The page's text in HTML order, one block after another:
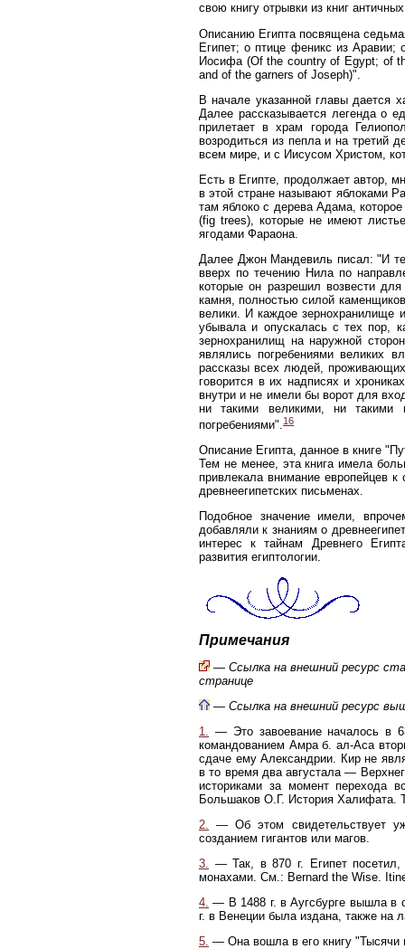
свою книгу отрывки из книг
Описанию Египта посвящена
Египет; о птице феникс из Аравии;
Иосифа (Of the country of Egypt; of
and of the garners of Joseph)".
В начале указанной главы дается
Далее рассказывается легенда о
прилетает в храм города
возродиться из пепла и на третий
всем мире, и с Иисусом Христом,
Есть в Египте, продолжает автор,
в этой стране называют яблоками
там яблоко с дерева Адама,
(fig trees), которые не имеют
ягодами Фараона.
Далее Джон Мандевиль писал: "И
вверх по течению Нила по
которые он разрешил возвести
камня, полностью силой
велики. И каждое зернохранилище
убывала и опускалась с тех пор,
зернохранилищ на наружной
являлись погребениями великих
рассказы всех людей,
говорится в их надписях и
внутри и не имели бы ворот для
ни такими великими, ни такими
погребениями".16
Описание Египта, данное в книге
Тем не менее, эта книга имела
привлекала внимание европейцев
древнеегипетских письменах.
Подобное значение имели,
добавляли к знаниям о
интерес к тайнам Древнего
развития египтологии.
Примечания
— Ссылка на внешний ресурс
странице
— Ссылка на внешний ресурс
1. — Это завоевание началось в
командованием Амра б. ал-Аса
сдаче ему Александрии. Кир не
в то время два августала —
историками за момент перехода
Большаков О.Г. История Халифата.
2. — Об этом свидетельствует
созданием гигантов или магов.
3. — Так, в 870 г. Египет
монахами. См.: Bernard the Wise.
4. — В 1488 г. в Аугсбурге вышла в
г. в Венеции была издана, также на
5. — Она вошла в его книгу "Тысячи